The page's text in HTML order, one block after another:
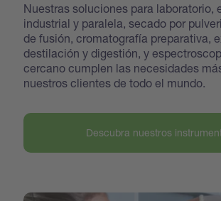
Nuestras soluciones para laboratorio,
industrial y paralela, secado por
de fusión, cromatografía preparativa,
destilación y digestión, y
cercano cumplen las necesidades
nuestros clientes de todo el mundo.
Descubra nuestros